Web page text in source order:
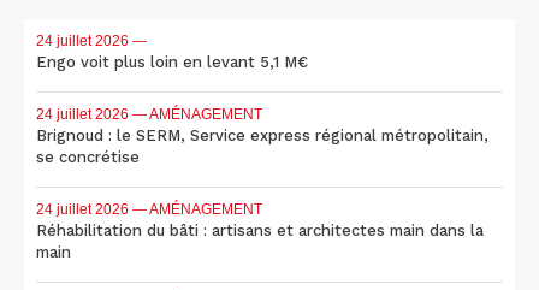
24 juillet 2026 —
Engo voit plus loin en levant 5,1 M€
24 juillet 2026 — AMÉNAGEMENT
Brignoud : le SERM, Service express régional métropolitain,
se concrétise
24 juillet 2026 — AMÉNAGEMENT
Réhabilitation du bâti : artisans et architectes main dans la
main